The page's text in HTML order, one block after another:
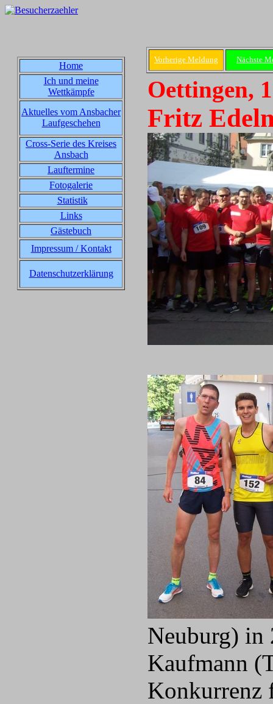
Home
Ich und meine
Wettkämpfe
Aktuelles vom Ansbacher
Laufgeschehen
Cross-Serie des Kreises
Ansbach
Lauftermine
Fotogalerie
Statistik
Links
Gästebuch
Impressum / Kontakt
Datenschutzerklärung
Vorherige Meldung Nächste
Oettingen,
Fritz
Neuburg) in
Kaufmann
Konkurrenz